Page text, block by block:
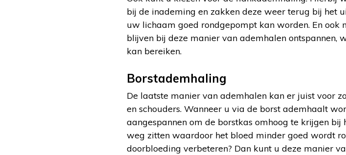
bij de inademing en zakken deze weer terug bij het
uw lichaam goed rondgepompt kan worden. En ook
blijven bij deze manier van ademhalen
kan bereiken.
Borstademhaling
De laatste manier van ademhalen kan er juist voor
en schouders. Wanneer u via de borst ademhaalt
aangespannen om de borstkas omhoog te krijgen
weg zitten waardoor het bloed minder goed wordt
doorbloeding verbeteren? Dan kunt u deze manier